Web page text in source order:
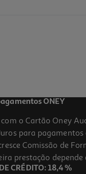
ONEY
o Cartão Oney
para
Comissão de
prestação
CRÉDITO: 18,4 %